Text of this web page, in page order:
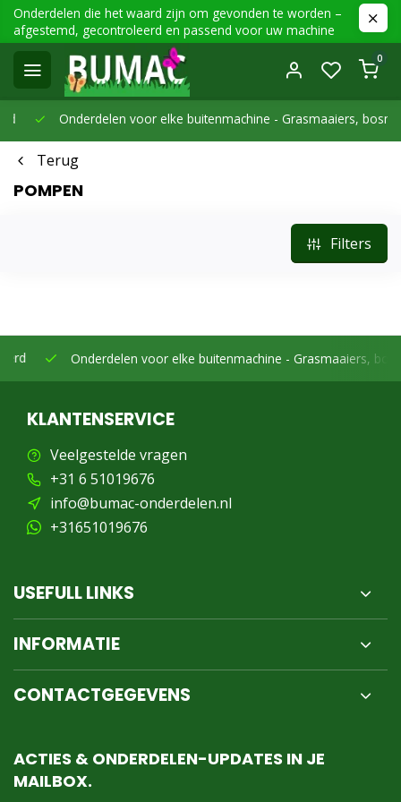
Onderdelen die het waard zijn om gevonden te worden –
afgestemd, gecontroleerd en passend voor uw machine
0
Onderdelen voor elke buitenmachine -Grasmaaiers,
Terug
POMPEN
Filters
Onderdelen voor elke buitenmachine -Grasmaaiers,
KLANTENSERVICE
Veelgestelde vragen
+31 6 51019676
info@bumac-onderdelen.nl
+31651019676
USEFULL LINKS
INFORMATIE
CONTACTGEGEVENS
ACTIES & ONDERDELEN-UPDATES IN JE
MAILBOX.